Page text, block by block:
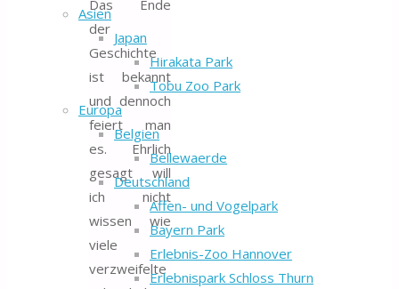
Asien
Japan
Hirakata Park
Tobu Zoo Park
Europa
Belgien
Bellewaerde
Deutschland
Affen- und Vogelpark
Bayern Park
Erlebnis-Zoo Hannover
Erlebnispark Schloss Thurn
Das Ende
der
Geschichte
ist bekannt
und dennoch
feiert man
es. Ehrlich
gesagt will
ich nicht
wissen wie
viele
verzweifelte